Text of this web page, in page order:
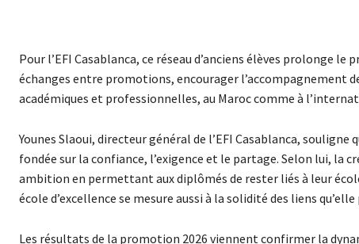
Pour l’EFI Casablanca, ce réseau d’anciens élèves prolonge
échanges entre promotions, encourager l’accompagnement
académiques et professionnelles, au Maroc comme à
Younes Slaoui, directeur général de l’EFI Casablanca,
fondée sur la confiance, l’exigence et le partage. Selon lui, la
ambition en permettant aux diplômés de rester liés à leur
école d’excellence se mesure aussi à la solidité des liens
Les résultats de la promotion 2026 viennent confirmer la